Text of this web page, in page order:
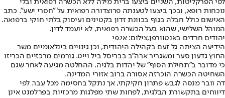
לפי הפרקליטות, השניים ביצעו ברית מילה ללא הכשרה רפואית ובלי
נוכחות רופא, ובכך ביצעו לטענתה פרוצדורה רפואית על ״חסרי ישע״. כתב
האישום כולל חבלה בגוף בכוונת זדון בקטינים ועיסוק בלתי חוקי ברפואה.
המוהל השלישי, שהוא בעל הכשרה רפואית, לא יועמד לדין.
יהודים חרדים באנטוורפן,צילום: אי.פי
הידיעה הציתה גל זעם בקהילה היהודית, וכן גינויים בינלאומיים משר
החוץ גדעון סער ומשגריר ארה"ב בבריסל ביל וייט. גורמים מרכזיים הכריזו
כי מדובר ב״תחילת הסוף״ של יהדות בלגיה. ההחלטה מגיעה לאחר שגם
השחיטה הכשרה הוכרזה אסורה ברוב אזורי המדינה.
דה וובר מנסה לגבש פתרון חקיקתי, אך נתקל בחסימה מכל עבר. לפי
דיווחים בתקשורת הבלגית, לפחות שתי מפלגות מרכזיות בפרלמנט אינן